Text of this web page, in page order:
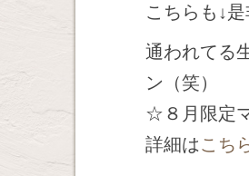
こちらも↓是
通われてる
ン（笑）
☆８月限定
詳細はこち